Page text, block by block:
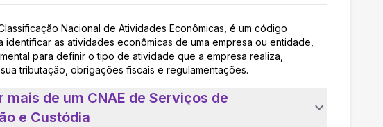
Nacional de Atividades Econômicas, é um código
identificar as atividades econômicas de uma empresa ou entidade,
para definir o tipo de atividade que a empresa realiza,
tributação, obrigações fiscais e regulamentações.
mais de um CNAE de Serviços de
e Custódia